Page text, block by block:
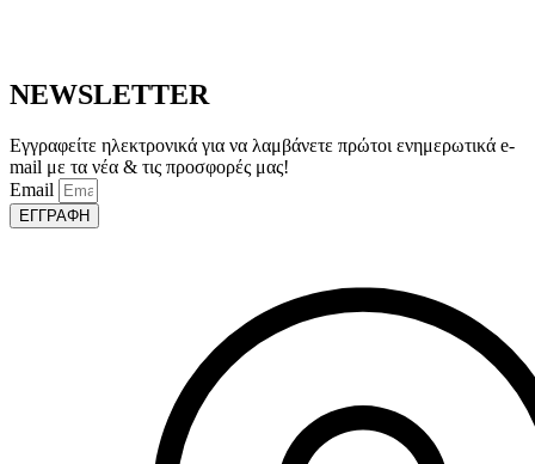
NEWSLETTER
Εγγραφείτε ηλεκτρονικά για να λαμβάνετε πρώτοι ενημερωτικά e-
mail με τα νέα & τις προσφορές μας!
Email
ΕΓΓΡΑΦΗ